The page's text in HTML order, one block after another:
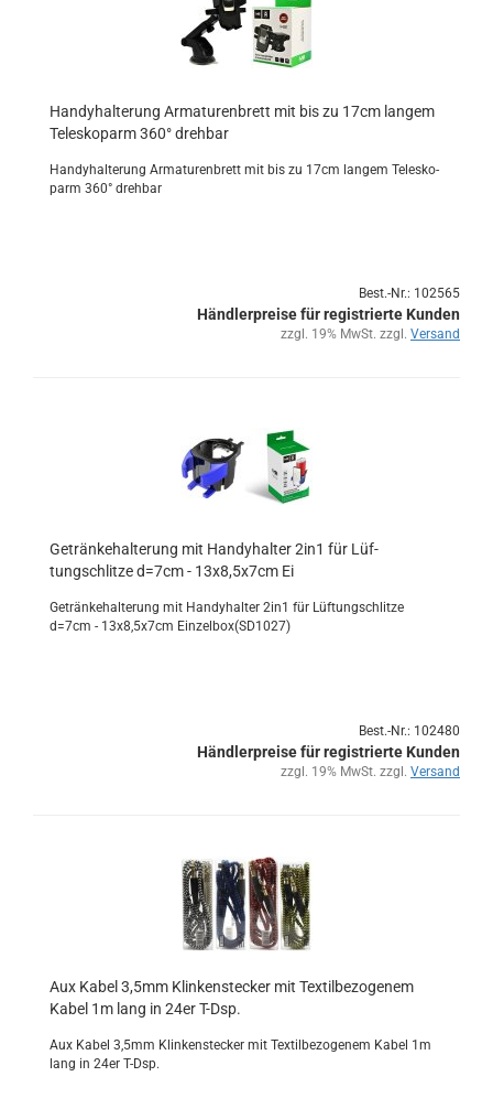
Han­dy­hal­te­rung Ar­ma­tu­ren­brett mit bis zu 17cm lan­gem
Te­le­sko­parm 360° dreh­bar
Han­dy­hal­te­rung Ar­ma­tu­ren­brett mit bis zu 17cm lan­gem Te­le­sko­
parm 360° dreh­bar
Best.-Nr.: 102565
Händlerpreise für registrierte Kunden
zzgl. 19% MwSt. zzgl. Versand
Ge­trän­ke­hal­te­rung mit Han­dy­hal­ter 2in1 für Lüf­
tungschlit­ze d=7cm - 13x8,5x7cm Ei
Ge­trän­ke­hal­te­rung mit Han­dy­hal­ter 2in1 für Lüf­tungschlit­ze
d=7cm - 13x8,5x7cm Ein­zel­box(SD1027)
Best.-Nr.: 102480
Händlerpreise für registrierte Kunden
zzgl. 19% MwSt. zzgl. Versand
Aux Kabel 3,5mm Klin­ken­ste­cker mit Tex­til­be­zo­ge­nem
Kabel 1m lang in 24er T-Dsp.
Aux Kabel 3,5mm Klin­ken­ste­cker mit Tex­til­be­zo­ge­nem Kabel 1m
lang in 24er T-Dsp.